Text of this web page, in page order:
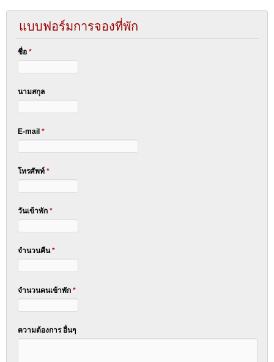
แบบฟอร์มการจองที่พัก
ชื่อ *
นามสกุล
E-mail *
โทรศัพท์ *
วันเข้าพัก *
จำนวนคืน*
จำนวนคนเข้าพัก *
ความต้องการ อื่นๆ